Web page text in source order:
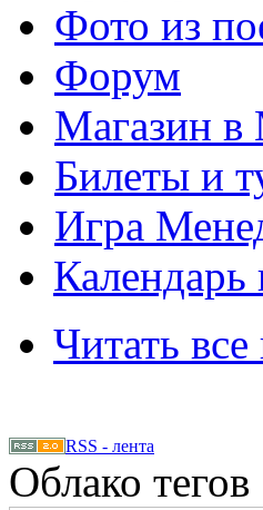
Фото из
Форум
Магазин в
Билеты и
Игра
Календарь
Читать
RSS - лента
Облако тегов